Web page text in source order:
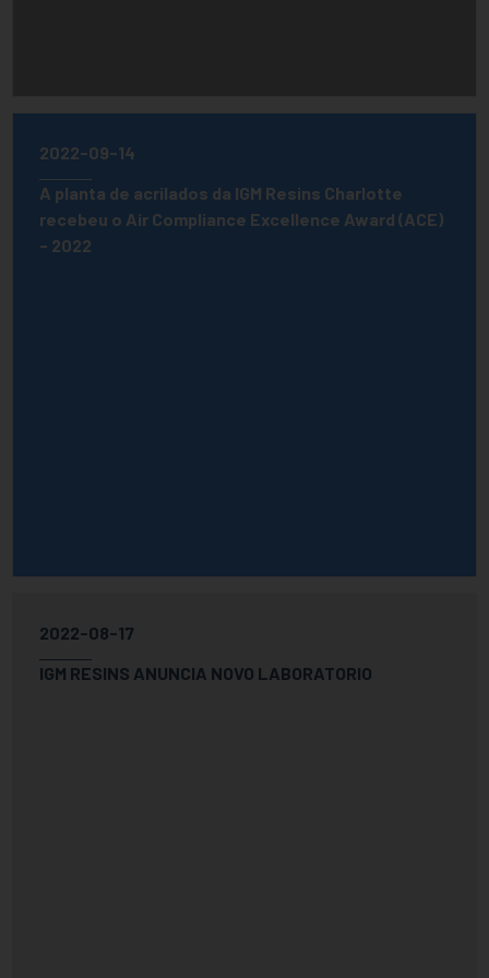
2022-09-14
A planta de acrilados da IGM Resins Charlotte
recebeu o Air Compliance Excellence Award (ACE)
- 2022
2022-08-17
IGM RESINS ANUNCIA NOVO LABORATORIO